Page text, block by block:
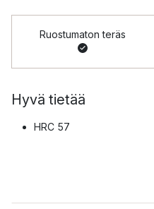
Ruostumaton teräs
Hyvä tietää
HRC 57